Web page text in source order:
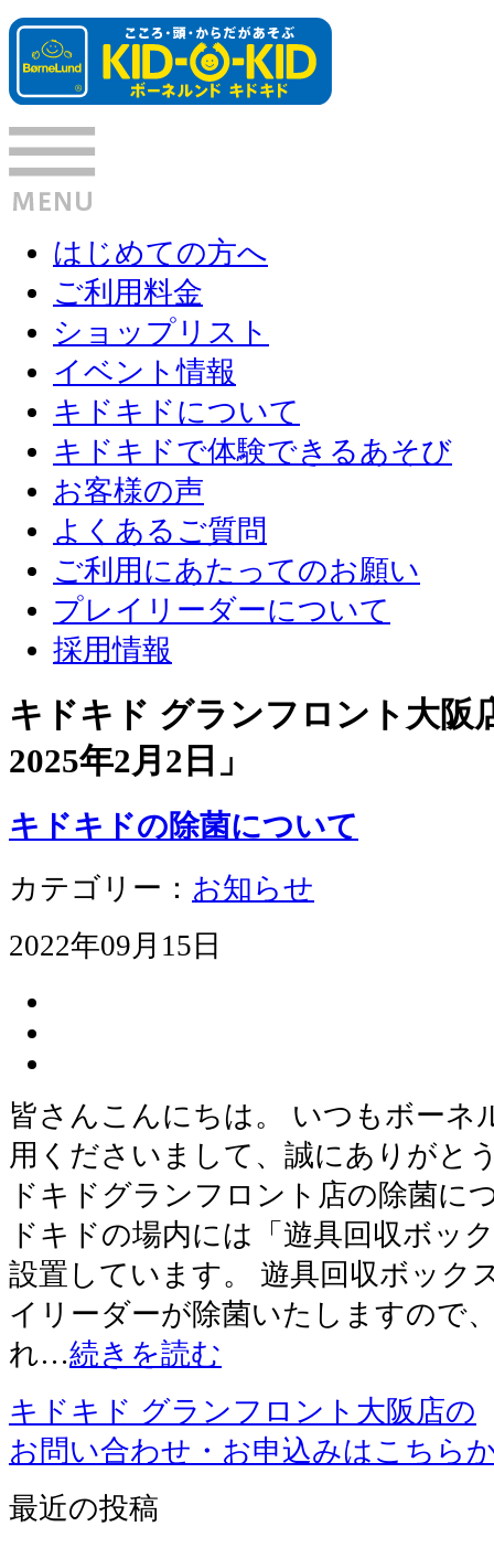
はじめての方へ
ご利用料金
ショップリスト
イベント情報
キドキドについて
キドキドで体験できるあそび
お客様の声
よくあるご質問
ご利用にあたってのお願い
プレイリーダーについて
採用情報
キドキド グランフロント大
2025年2月2日 」
キドキドの除菌について
カテゴリー： お知らせ
2022年09月15日
皆さんこんにちは。 いつもボーネ
用くださいまして、誠にありがと
ドキドグランフロント店の除菌に
ドキドの場内には「遊具回収ボッ
設置しています。 遊具回収ボック
イリーダーが除菌いたしますので
れ…続きを読む
キドキド グランフロント大阪店の
お問い合わせ・お申込みはこちら
最近の投稿